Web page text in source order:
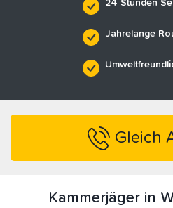
24 Stunden
Jahrelange
Gleich
Kammerjäger in